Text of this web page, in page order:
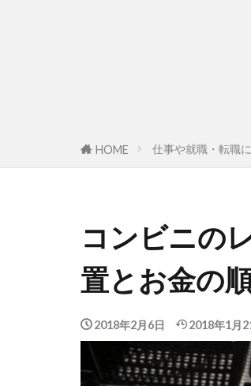
HOME 仕事や就職・転職
コンビニの
置とお金の
2018年2月6日 2018年1月